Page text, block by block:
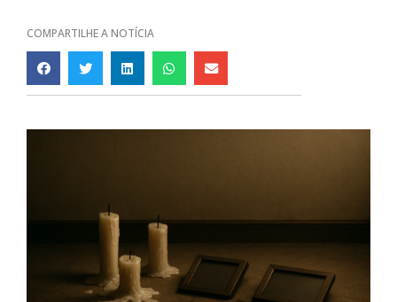
COMPARTILHE A NOTÍCIA